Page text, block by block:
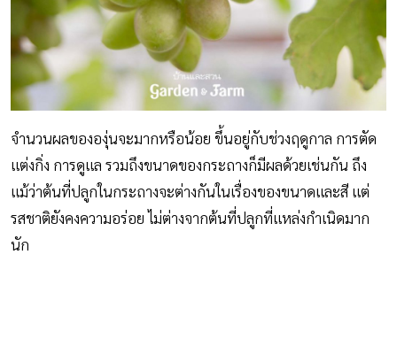
จำนวนผลขององุ่นจะมากหรือน้อย ขึ้นอยู่กับช่วงฤดูกาล การตัด
แต่งกิ่ง การดูแล รวมถึงขนาดของกระถางก็มีผลด้วยเช่นกัน ถึง
แม้ว่าต้นที่ปลูกในกระถางจะต่างกันในเรื่องของขนาดและสี แต่
รสชาติยังคงความอร่อย ไม่ต่างจากต้นที่ปลูกที่แหล่งกำเนิดมาก
นัก